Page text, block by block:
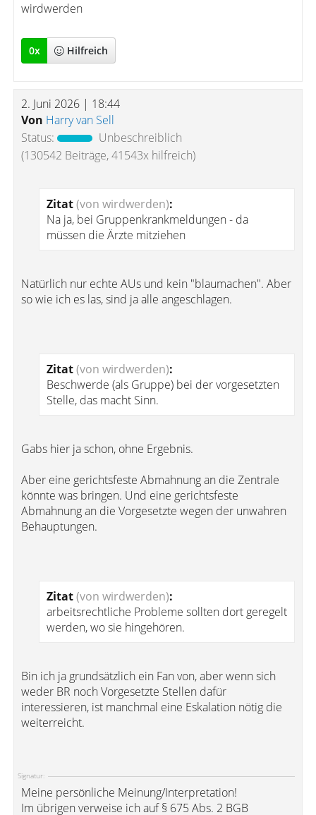
wirdwerden
0x Hilfreich
2. Juni 2026 | 18:44
Von Harry van Sell
Status:
Unbeschreiblich
(130542 Beiträge, 41543x hilfreich)
Zitat(von wirdwerden):
Na ja, bei Gruppenkrankmeldungen - da
müssen die Ärzte mitziehen
Natürlich nur echte AUs und kein "blaumachen". Aber
so wie ich es las, sind ja alle angeschlagen.
Zitat(von wirdwerden):
Beschwerde (als Gruppe) bei der vorgesetzten
Stelle, das macht Sinn.
Gabs hier ja schon, ohne Ergebnis.
Aber eine gerichtsfeste Abmahnung an die Zentrale
könnte was bringen. Und eine gerichtsfeste
Abmahnung an die Vorgesetzte wegen der unwahren
Behauptungen.
Zitat(von wirdwerden):
arbeitsrechtliche Probleme sollten dort geregelt
werden, wo sie hingehören.
Bin ich ja grundsätzlich ein Fan von, aber wenn sich
weder BR noch Vorgesetzte Stellen dafür
interessieren, ist manchmal eine Eskalation nötig die
weiterreicht.
Signatur:
Meine persönliche Meinung/Interpretation!
Im übrigen verweise ich auf § 675 Abs. 2 BGB